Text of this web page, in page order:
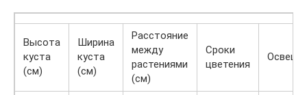
Высота
куста
(см)
Ширина
куста
(см)
Расстояние
между
растениями
(см)
Сроки
цветения